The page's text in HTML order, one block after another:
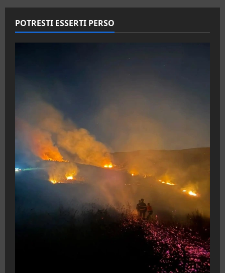
POTRESTI ESSERTI PERSO